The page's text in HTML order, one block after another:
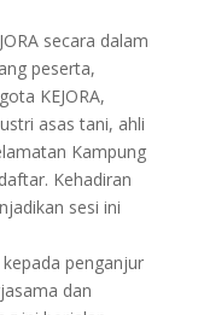
secara dalam
peserta,
KEJORA,
asas tani, ahli
Kampung
Kehadiran
sesi ini
penganjur
dan